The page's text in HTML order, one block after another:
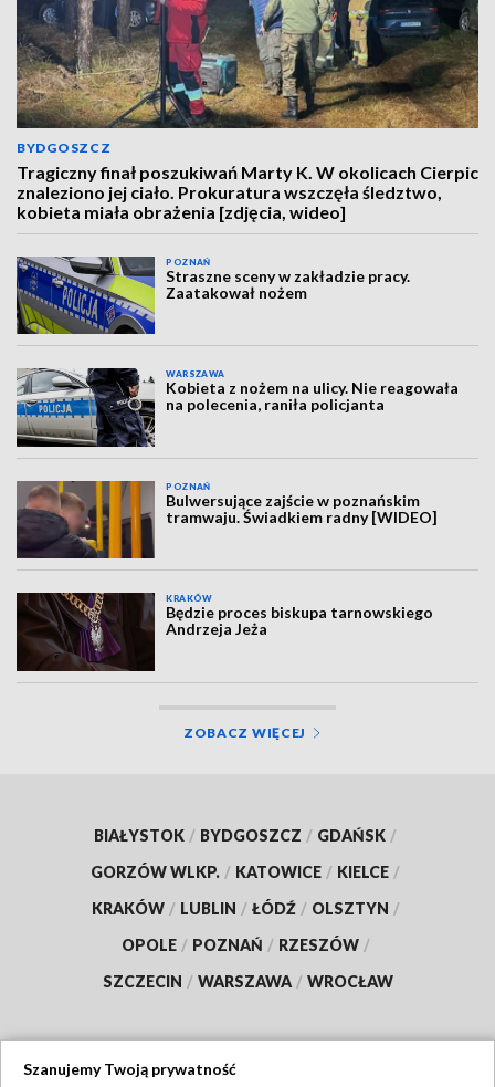
BYDGOSZCZ
Tragiczny finał poszukiwań Marty K. W okolicach Cierpic
znaleziono jej ciało. Prokuratura wszczęła śledztwo,
kobieta miała obrażenia [zdjęcia, wideo]
POZNAŃ
Straszne sceny w zakładzie pracy.
Zaatakował nożem
WARSZAWA
Kobieta z nożem na ulicy. Nie reagowała
na polecenia, raniła policjanta
POZNAŃ
Bulwersujące zajście w poznańskim
tramwaju. Świadkiem radny [WIDEO]
KRAKÓW
Będzie proces biskupa tarnowskiego
Andrzeja Jeża
ZOBACZ WIĘCEJ
BIAŁYSTOK / BYDGOSZCZ / GDAŃSK /
GORZÓW WLKP. / KATOWICE / KIELCE /
KRAKÓW / LUBLIN / ŁÓDŹ / OLSZTYN /
OPOLE / POZNAŃ / RZESZÓW /
SZCZECIN / WARSZAWA / WROCŁAW
Szanujemy Twoją prywatność